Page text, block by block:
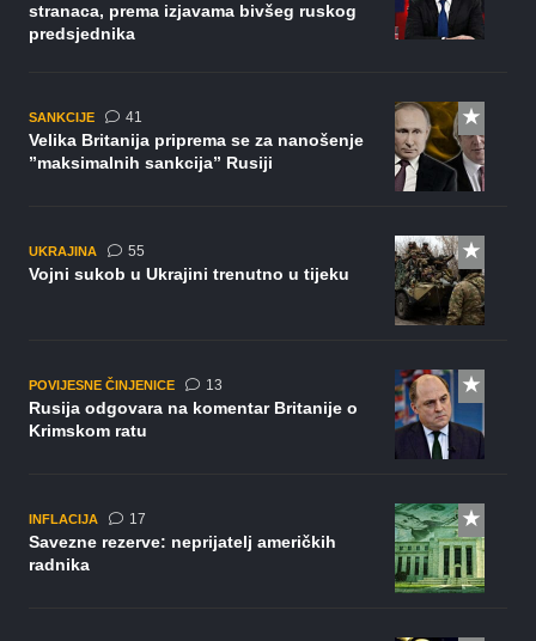
stranaca, prema izjavama bivšeg ruskog
predsjednika
SANKCIJE 41
Velika Britanija priprema se za nanošenje
”maksimalnih sankcija” Rusiji
UKRAJINA 55komentara
Vojni sukob u Ukrajini trenutno u tijeku
POVIJESNE ČINJENICE 13komentara
Rusija odgovara na komentar Britanije o
Krimskom ratu
INFLACIJA 17komentara
Savezne rezerve: neprijatelj američkih
radnika